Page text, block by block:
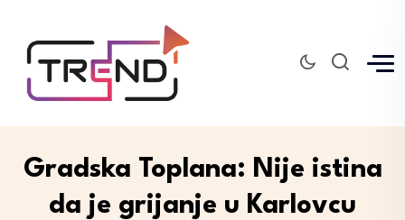
Gradska Toplana: Nije istina
da je grijanje u Karlovcu